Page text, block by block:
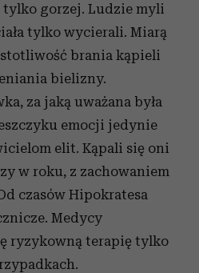
tylko gorzej. Ludzie myli
tylko wycierali. Miarą
brania kąpieli
bielizny.
za jaką uważana była
emocji jedynie
elit. Kąpali się oni
w roku, z zachowaniem
czasów Hipokratesa
Medycy
ryzykowną terapię tylko